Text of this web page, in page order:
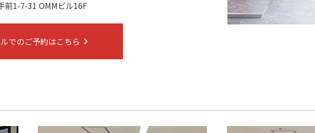
前1-7-31 OMMビル16F
でのご予約はこちら